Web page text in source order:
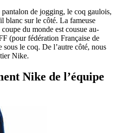
de jogging, le coq gaulois,
blanc sur le côté. La fameuse
du monde est cousue au-
(pour fédération Française de
le coq. De l’autre côté, nous
Nike.
Nike de l’équipe